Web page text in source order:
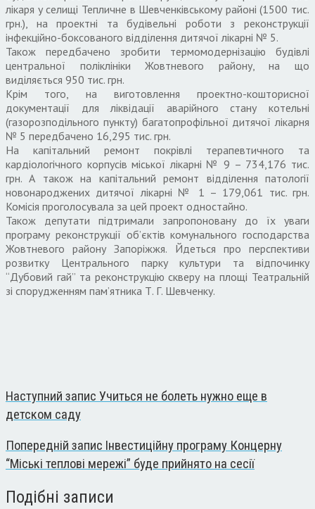
лікаря у селищі Тепличне в Шевченківському районі (1500 тис.
грн.), на проектні та будівельні роботи з реконструкції
інфекційно-боксованого відділення дитячої лікарні № 5.
Також передбачено зробити термомодернізацію будівлі
центральної поліклініки Жовтневого району, на що
виділяється 950 тис. грн.
Крім того, на виготовлення проектно-кошторисної
документації для ліквідації аварійного стану котельні
(газорозподільного пункту) багатопрофільної дитячої лікарня
№ 5 передбачено 16,295 тис. грн.
На капітальний ремонт покрівлі терапевтичного та
кардіологічного корпусів міської лікарні № 9 – 734,176 тис.
грн. А також на капітальний ремонт відділення патології
новонароджених дитячої лікарні № 1 – 179,061 тис. грн.
Комісія проголосувала за цей проект одностайно.
Також депутати підтримали запропоновану до їх уваги
програму реконструкції об’єктів комунального господарства
Жовтневого району Запоріжжя. Йдеться про перспективи
розвитку Центрального парку культури та відпочинку
“Дубовий гай” та реконструкцію скверу на площі Театральній
зі спорудженням пам’ятника Т. Г. Шевченку.
Наступний запис Учиться не болеть нужно еще в
детском саду
Попередній запис Інвестиційну програму Концерну
“Міські теплові мережі” буде прийнято на сесії
Подібні записи